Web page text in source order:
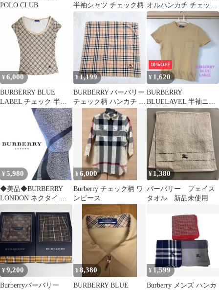
POLO CLUB
半袖シャツ チェック柄 オルハンカチ チェック
柄
¥ 6,000
BURBERRY BLUE
LABEL チェック 半袖T
¥1,199
BURBERRY バーバリー
チェック柄 ハンカチ 綿
100% 日本製
10%OFF
¥ 1,620
BURBERRY
BLUELAVEL 半袖ニッ
ト
¥ 5,980
◆美品◆BURBERRY
LONDON ネクタイ 青
色 チェック柄 オシャレ
¥6,000
Burberry チェック柄 ワ
ンピース
¥ 1,380
バーバリー フェイス
タオル 新品未使用
¥9,200
Burberryバーバリー
¥8,380
BURBERRY BLUE
¥ 1,599
Burberry メンズ ハンカ